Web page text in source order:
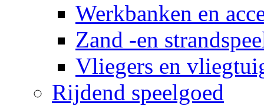
Werkbanken en
Zand -en
Vliegers en
Rijdend speelgoed